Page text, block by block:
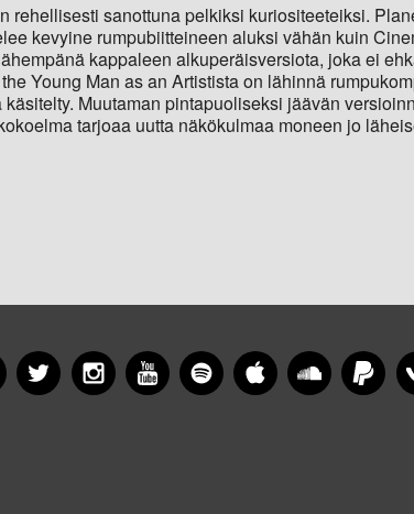
sanottuna pelkiksi kuriositeeteiksi.
kevyine rumpubiitteineen aluksi vähän kuin
kappaleen alkuperäisversiota, joka ei
Young Man as an Artistista on lähinnä
Muutaman pintapuoliseksi jäävän
tarjoaa uutta näkökulmaa moneen jo
FacebookTwitterInstagramYouTubeSpotify Apple Music